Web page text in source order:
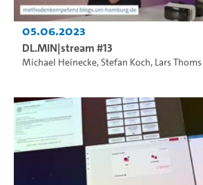
05.06.2023
DL.MIN|stream #13
Michael Heinecke,Stefan Koch, Lars Thoms